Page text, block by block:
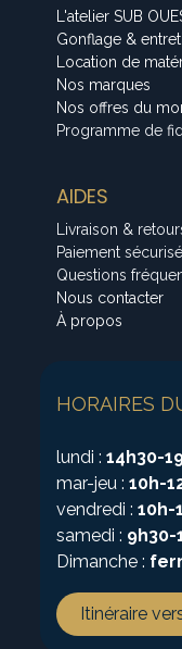
L'atelier SUB
Gonflage &
Location de
Nos marques
Nos offres du
Programme de
AIDES
Livraison &
Paiement sécurisé
Questions
Nous contacter
À propos
HORAIRES
lundi :14h30-
mar-jeu :10h-
vendredi :10h-
samedi : 9h30-
Dimanche :
Itinéraire